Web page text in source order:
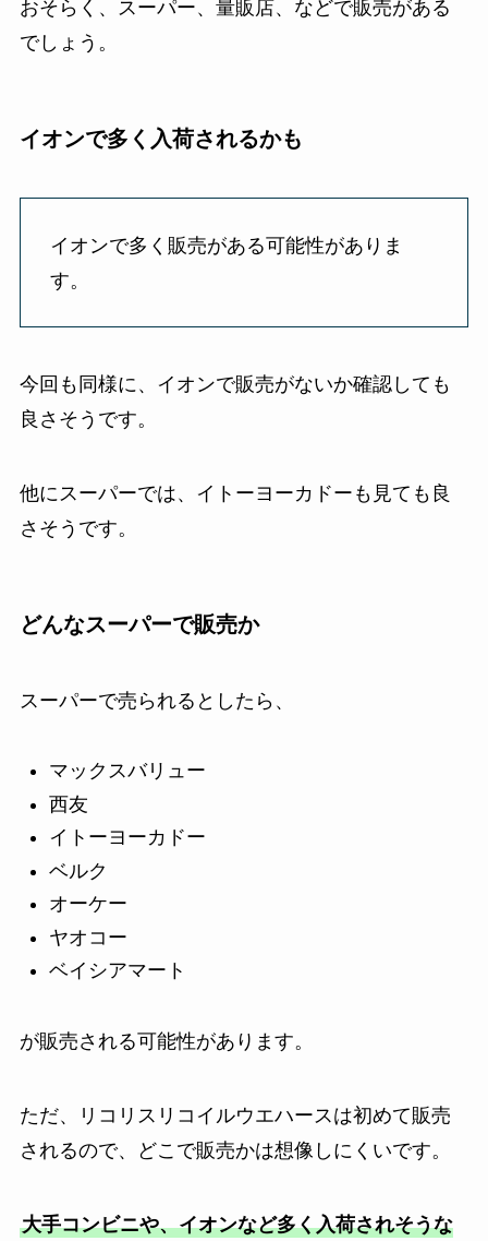
おそらく、スーパー、量販店、などで販売がある
でしょう。
イオンで多く入荷されるかも
イオンで多く販売がある可能性がありま
す。
今回も同様に、イオンで販売がないか確認しても
良さそうです。
他にスーパーでは、イトーヨーカドーも見ても良
さそうです。
どんなスーパーで販売か
スーパーで売られるとしたら、
マックスバリュー
西友
イトーヨーカドー
ベルク
オーケー
ヤオコー
ベイシアマート
が販売される可能性があります。
ただ、リコリスリコイルウエハースは初めて販売
されるので、どこで販売かは想像しにくいです。
大手コンビニや、イオンなど多く入荷されそうな